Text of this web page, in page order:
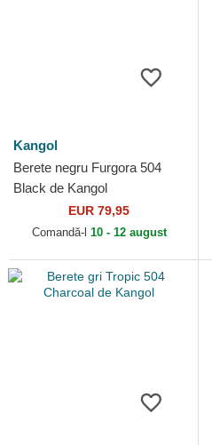
Kangol
Berete negru Furgora 504
Black de Kangol
EUR 79,95
Comandă-l 10 - 12 august